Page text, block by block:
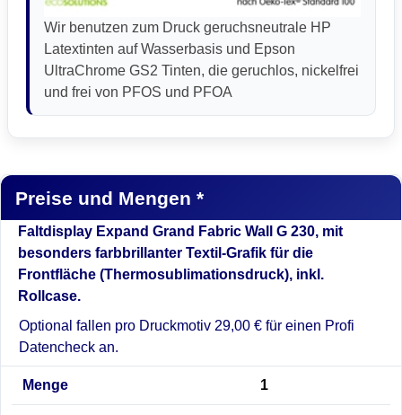
Wir benutzen zum Druck geruchsneutrale HP
Latextinten auf Wasserbasis und Epson
UltraChrome GS2 Tinten, die geruchlos, nickelfrei
und frei von PFOS und PFOA
Preise und Mengen *
Faltdisplay Expand Grand Fabric Wall G 230, mit
besonders farbbrillanter Textil-Grafik für die
Frontfläche (Thermosublimationsdruck), inkl.
Rollcase.
Optional fallen pro Druckmotiv 29,00 € für einen Profi
Datencheck an.
Menge 1